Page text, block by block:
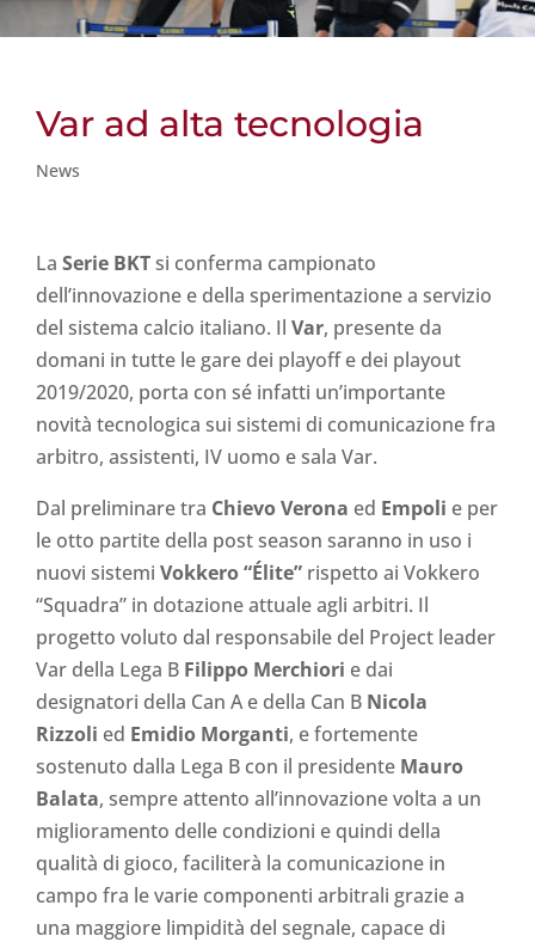
Var ad alta tecnologia
News
La Serie BKTsi conferma campionato
dell’innovazione e della sperimentazione a servizio
del sistema calcio italiano. Il Var, presente da
domani in tutte le gare dei playoff e dei playout
2019/2020, porta con sé infatti un’importante
novità tecnologica sui sistemi di comunicazione fra
arbitro, assistenti, IV uomo e sala Var.
Dal preliminare tra Chievo Verona ed Empoli e per
le otto partite della post season saranno in uso i
nuovi sistemi Vokkero “Élite” rispetto ai Vokkero
“Squadra” in dotazione attuale agli arbitri. Il
progetto voluto dal responsabile del Project leader
Var della Lega B Filippo Merchiori e dai
designatori della Can A e della Can B Nicola
Rizzoli ed Emidio Morganti, e fortemente
sostenuto dalla Lega B con il presidente Mauro
Balata, sempre attento all’innovazione volta a un
miglioramento delle condizioni e quindi della
qualità di gioco, faciliterà la comunicazione in
campo fra le varie componenti arbitrali grazie a
una maggiore limpidità del segnale, capace di